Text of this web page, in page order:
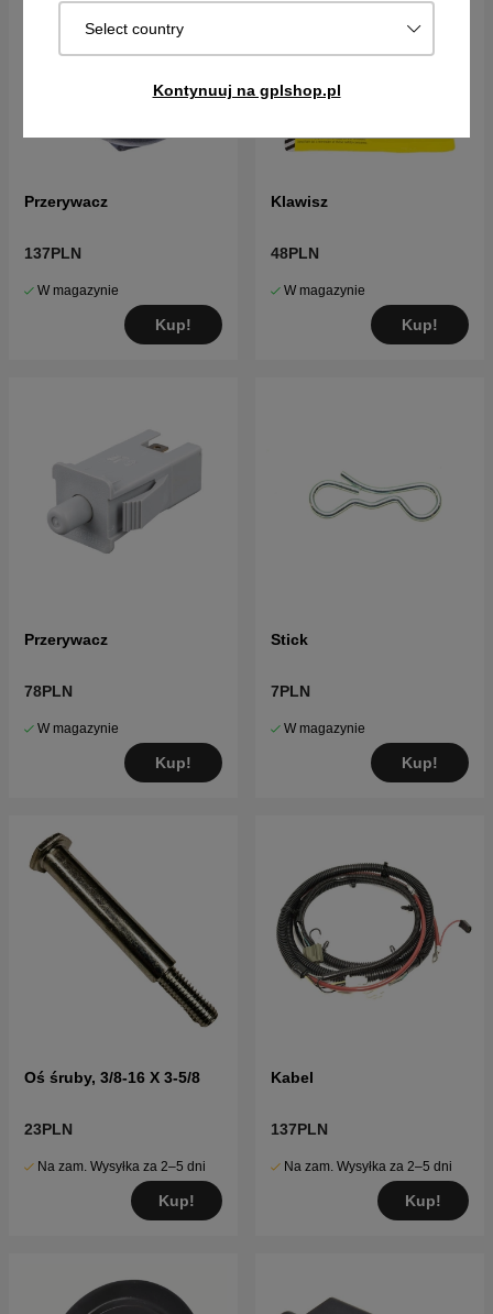
Select country
Kontynuuj na gplshop.pl
Przerywacz
137PLN
W magazynie
Kup!
Klawisz
48PLN
W magazynie
Kup!
Przerywacz
78PLN
W magazynie
Kup!
Stick
7PLN
W magazynie
Kup!
Oś śruby, 3/8-16 X 3-5/8
23PLN
Na zam. Wysyłka za 2–5 dni
Kup!
Kabel
137PLN
Na zam. Wysyłka za 2–5 dni
Kup!